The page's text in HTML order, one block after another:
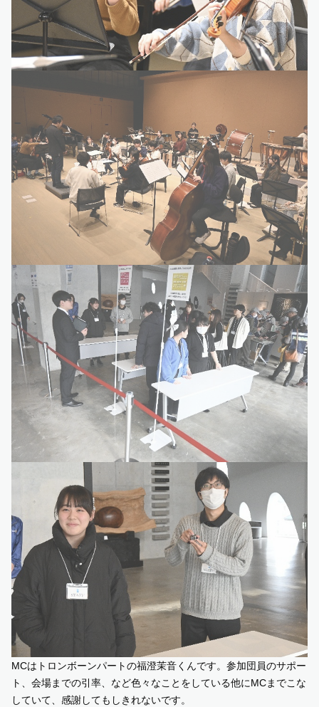
MCはトロンボーンパートの福澄茉音くんです。参加団員のサポー
ト、会場までの引率、など色々なことをしている他にMCまでこな
していて、感謝してもしきれないです。